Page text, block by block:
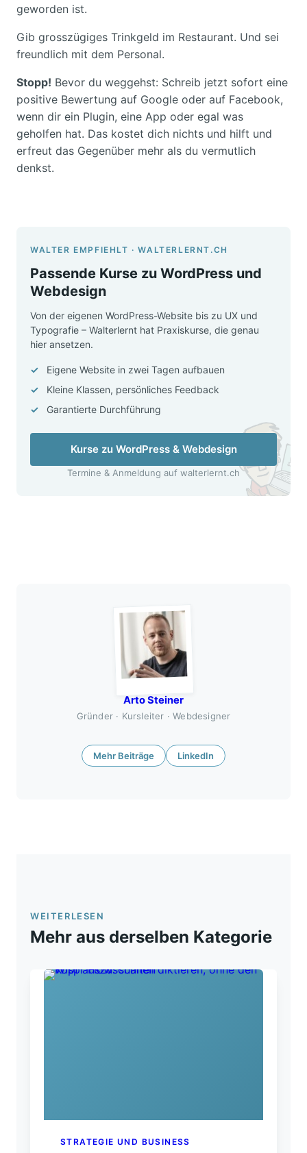
geworden ist.
Gib grosszügiges Trinkgeld im Restaurant. Und sei
freundlich mit dem Personal.
Stopp! Bevor du weggehst: Schreib jetzt sofort eine
positive Bewertung auf Google oder auf Facebook,
wenn dir ein Plugin, eine App oder egal was
geholfen hat. Das kostet dich nichts und hilft und
erfreut das Gegenüber mehr als du vermutlich
denkst.
WALTER EMPFIEHLT · WALTERLERNT.CH
Passende Kurse zu WordPress und
Webdesign
Von der eigenen WordPress-Website bis zu UX und
Typografie – Walterlernt hat Praxiskurse, die genau
hier ansetzen.
Eigene Website in zwei Tagen aufbauen
Kleine Klassen, persönliches Feedback
Garantierte Durchführung
Kurse zu WordPress & Webdesign
Termine & Anmeldung auf walterlernt.ch
Arto Steiner
Gründer · Kursleiter · Webdesigner
Mehr Beiträge LinkedIn
WEITERLESEN
Mehr aus derselben Kategorie
STRATEGIE UND BUSINESS